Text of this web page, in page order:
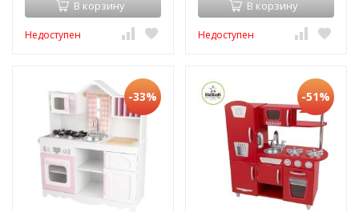
В корзину
Недоступен
В корзину
Недоступен
-33% -51%